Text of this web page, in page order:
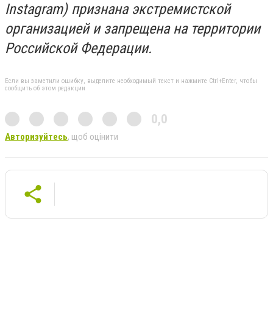
Instagram) признана экстремистской
организацией и запрещена на территории
Российской Федерации.
Если вы заметили ошибку, выделите необходимый текст и нажмите Ctrl+Enter, чтобы
сообщить об этом редакции
0,0
Авторизуйтесь, щоб оцінити